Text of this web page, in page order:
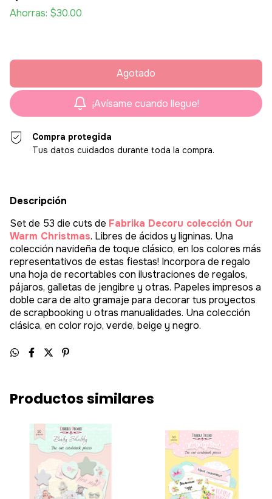
Ahorras: $30.00
¡Avísame cuando llegue!
Compra protegida
Tus datos cuidados durante toda la compra.
Descripción
Set de 53 die cuts de Fabrika Decoru colección Our
Warm Christmas. Libres de ácidos y ligninas. Una
colección navideña de toque clásico, en los colores más
representativos de estas fiestas! Incorpora de regalo
una hoja de recortables con ilustraciones de regalos,
pájaros, galletas de jengibre y otras. Papeles impresos a
doble cara de alto gramaje para decorar tus proyectos
de scrapbooking u otras manualidades. Una colección
clásica, en color rojo, verde, beige y negro.
Productos similares